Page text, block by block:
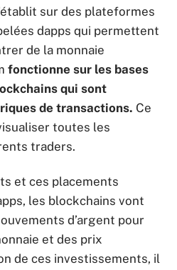
sur des plateformes
dapps qui permettent
de la monnaie
fonctionne sur les bases
qui sont
de transactions. Ce
toutes les
traders.
et ces placements
les blockchains vont
d’argent pour
et des prix
de ces investissements, il